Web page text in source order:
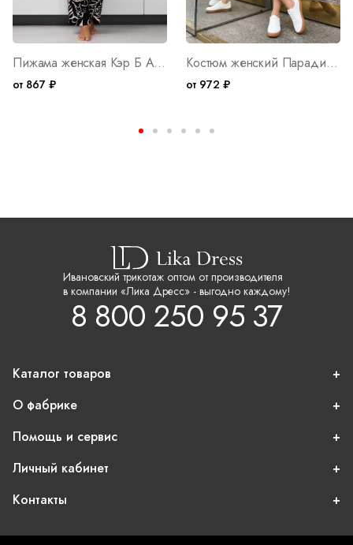
Пижама женская Кэр Б Арт. 10401
от 867 ₽
Костюм женский Парадиз М Арт. 10404
от 972 ₽
Ивановский трикотаж оптом от производителя
в компании «Лика Дресс» - выгодно каждому!
8 800 250 95 37
Каталог товаров
О фабрике
Помощь и сервис
Личный кабинет
Контакты